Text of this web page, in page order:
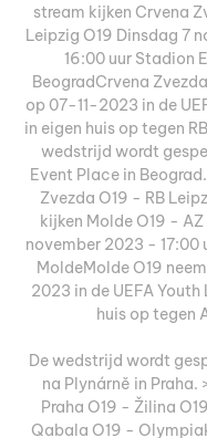
stream kijken Crvena
Leipzig O19 Dinsdag 7
16:00 uur Stadion
BeogradCrvena
op 07-11-2023 in de
in eigen huis op tegen
wedstrijd wordt
Event Place in
Zvezda O19 - RB
kijken Molde O19 - AZ
november 2023 - 17:00
MoldeMolde O19
2023 in de UEFA Youth
huis op tegen
De wedstrijd wordt
na Plynárně in Praha.
Praha O19 - Žilina
Qabala O19 -